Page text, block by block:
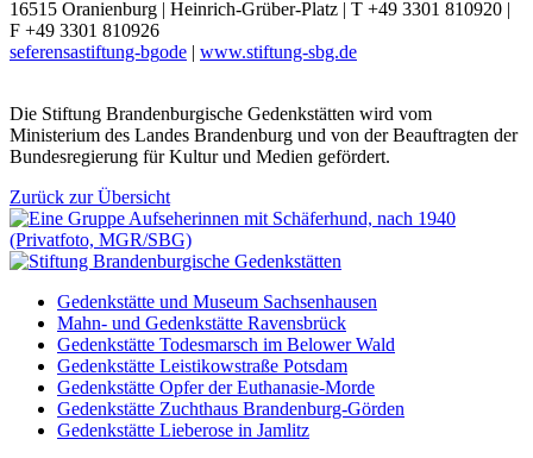
16515 Oranienburg | Heinrich-Grüber-Platz | T +49 3301 810920 |
F +49 3301 810926
seferensastiftung-bgode | www.stiftung-sbg.de
Die Stiftung Brandenburgische Gedenkstätten wird vom
Ministerium des Landes Brandenburg und von der Beauftragten der
Bundesregierung für Kultur und Medien gefördert.
Zurück zur Übersicht
Gedenkstätte und Museum Sachsenhausen
Mahn- und Gedenkstätte Ravensbrück
Gedenkstätte Todesmarsch im Belower Wald
Gedenkstätte Leistikowstraße Potsdam
Gedenkstätte Opfer der Euthanasie-Morde
Gedenkstätte Zuchthaus Brandenburg-Görden
Gedenkstätte Lieberose in Jamlitz